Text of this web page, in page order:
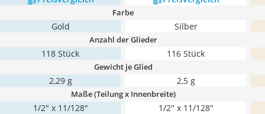
Farbe
Gold Silber
Anzahl der Glieder
118 Stück 116 Stück
Gewicht je Glied
2,29 g 2,5 g
Maße (Teilung x Innenbreite)
1/2" x 11/128" 1/2" x 11/128"